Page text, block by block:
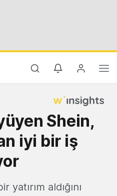
Shein,
iyi bir iş
yatırım aldığını